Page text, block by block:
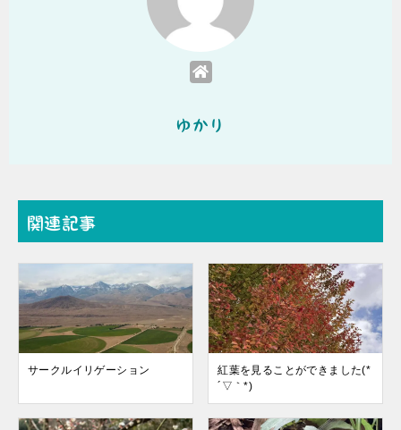
ゆかり
関連記事
サークルイリゲーション
紅葉を見ることができました(*
´▽｀*)